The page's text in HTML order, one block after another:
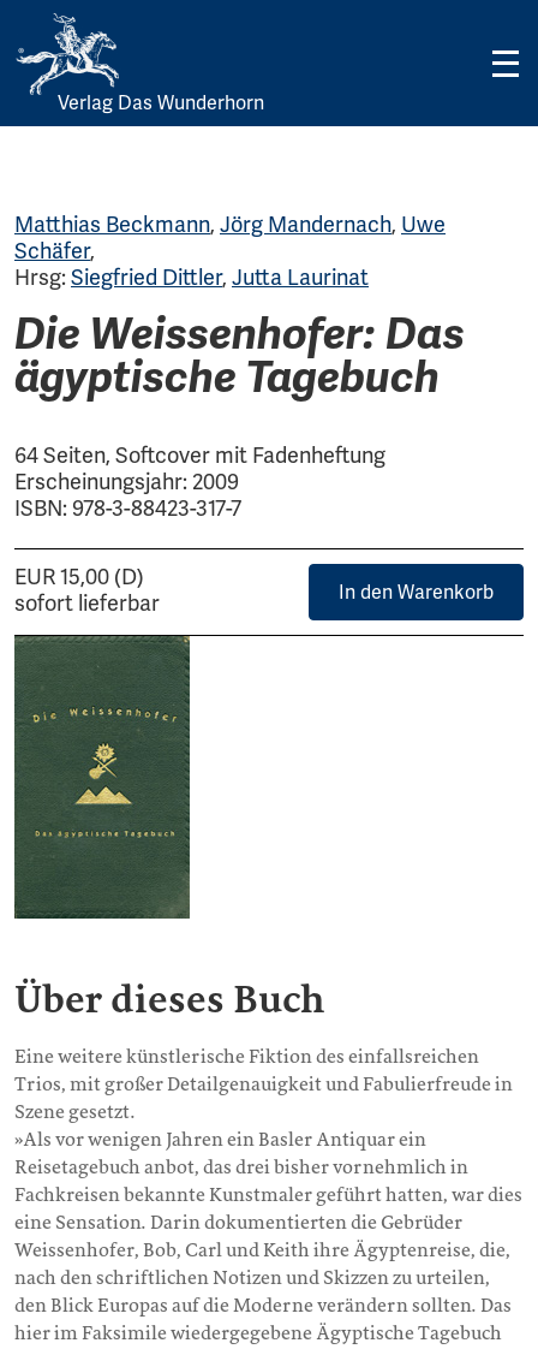
Skip
Verlag Das Wunderhorn
Matthias Beckmann, Jörg Mandernach, Uwe
Schäfer,
Hrsg:Siegfried Dittler, Jutta Laurinat
Die Weissenhofer: Das
ägyptische Tagebuch
64 Seiten, Softcover mit Fadenheftung
Erscheinungsjahr: 2009
ISBN: 978-3-88423-317-7
EUR 15,00 (D)
sofort lieferbar
In den Warenkorb
Über dieses Buch
Eine weitere künstlerische Fiktion des einfallsreichen
Trios, mit großer Detailgenauigkeit und Fabulierfreude in
Szene gesetzt.
»Als vor wenigen Jahren ein Basler Antiquar ein
Reisetagebuch anbot, das drei bisher vornehmlich in
Fachkreisen bekannte Kunstmaler geführt hatten, war dies
eine Sensation. Darin dokumentierten die Gebrüder
Weissenhofer, Bob, Carl und Keith ihre Ägyptenreise, die,
nach den schriftlichen Notizen und Skizzen zu urteilen,
den Blick Europas auf die Moderne verändern sollten. Das
hier im Faksimile wiedergegebene Ägyptische Tagebuch